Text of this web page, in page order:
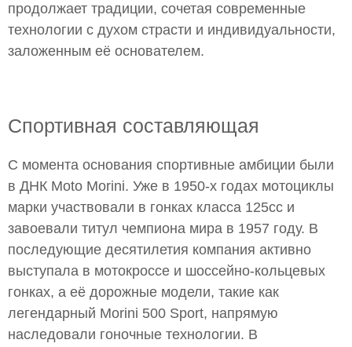
продолжает традиции, сочетая современные
технологии с духом страсти и индивидуальности,
заложенным её основателем.
Спортивная составляющая
С момента основания спортивные амбиции были
в ДНК Moto Morini. Уже в 1950-х годах мотоциклы
марки участвовали в гонках класса 125cc и
завоевали титул чемпиона мира в 1957 году. В
последующие десятилетия компания активно
выступала в мотокроссе и шоссейно-кольцевых
гонках, а её дорожные модели, такие как
легендарный Morini 500 Sport, напрямую
наследовали гоночные технологии. В